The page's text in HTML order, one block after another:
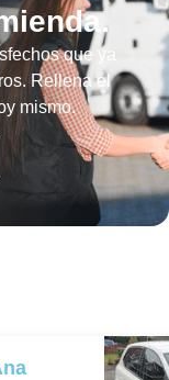
que ya
Rellena el
mismo.